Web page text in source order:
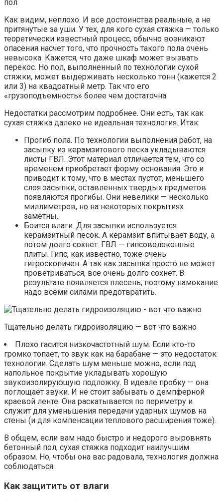
пол
Как видим, неплохо. И все достоинства реальные, а не
притянутые за уши. У тех, для кого сухая стяжка — только
теоретически известный процесс, обычно возникают
опасения насчет того, что прочность такого пола очень
невысока. Кажется, что даже шкаф может вызвать
перекос. Но пол, выполненный по технологии сухой
стяжки, может выдерживать несколько тонн (кажется 2
или 3) на квадратный метр. Так что его
«грузоподъемность» более чем достаточна.
Недостатки рассмотрим подробнее. Они есть, так как
сухая стяжка далеко не идеальная технология. Итак:
Прогиб пола. По технологии выполнения работ, на
засыпку из керамзитового песка укладываются
листы ГВЛ. Этот материал отличается тем, что со
временем приобретает форму основания. Это и
приводит к тому, что в местах пустот, меньшего
слоя засыпки, оставленных твердых предметов
появляются прогибы. Они невелики — несколько
миллиметров, но на некоторых покрытиях
заметны.
Боится влаги. Для засыпки используется
керамзитный песок. А керамзит впитывает воду, а
потом долго сохнет. ГВЛ — гипсоволоконные
плиты. Гипс, как известно, тоже очень
гигроскопичен. А так как засыпка просто не может
проветриваться, все очень долго сохнет. В
результате появляется плесень, поэтому намокание
надо всеми силами предотвратить.
Тщательно делать гидроизоляцию — вот что важно
Плохо гасится низкочастотный шум. Если кто-то
громко топает, то звук как на барабане — это недостаток
технологии. Сделать шум меньше можно, если под
напольное покрытие укладывать хорошую
звукоизолирующую подложку. В идеале пробку — она
поглощает звуки. И не стоит забывать о демпферной
краевой ленте. Она раскатывается по периметру и
служит для уменьшения передачи ударных шумов на
стены (и для компенсации теплового расширения тоже).
В общем, если вам надо быстро и недорого выровнять
бетонный пол, сухая стяжка подходит наилучшим
образом. Но, чтобы она вас радовала, технология должна
соблюдаться.
Как защитить от влаги